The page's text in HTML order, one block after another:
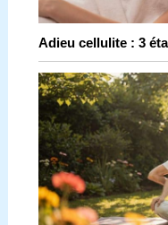
Adieu cellulite : 3